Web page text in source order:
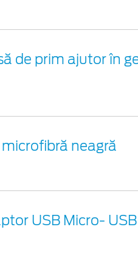
de prim ajutor în
neagră
USB Micro-